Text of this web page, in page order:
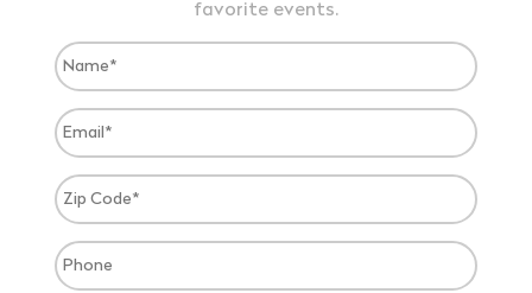
favorite events.